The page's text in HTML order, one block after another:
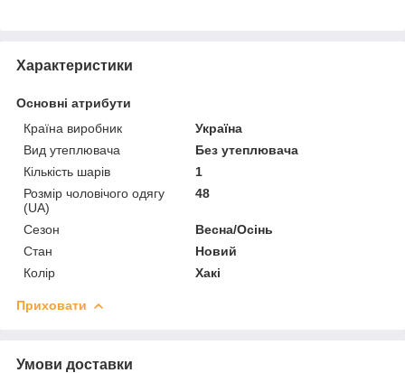
Характеристики
Основні атрибути
Країна виробник
Україна
Вид утеплювача
Без утеплювача
Кількість шарів
1
Розмір чоловічого одягу
(UA)
48
Сезон
Весна/Осінь
Стан
Новий
Колір
Хакі
Приховати
Умови доставки